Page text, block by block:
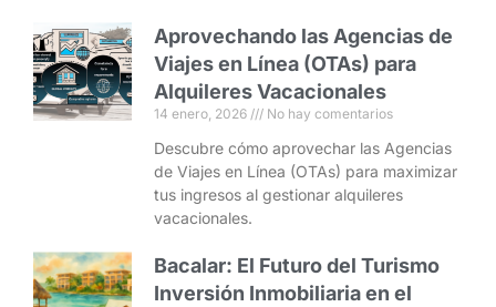
Aprovechando las Agencias de
Viajes en Línea (OTAs) para
Alquileres Vacacionales
14 enero, 2026 No hay comentarios
Descubre cómo aprovechar las Agencias
de Viajes en Línea (OTAs) para maximizar
tus ingresos al gestionar alquileres
vacacionales.
Bacalar: El Futuro del Turismo
Inversión Inmobiliaria en el